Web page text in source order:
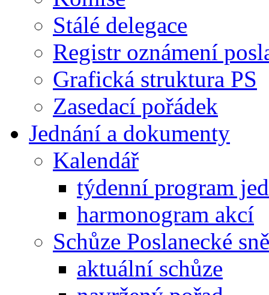
Stálé delegace
Registr oznámení
Grafická struktura PS
Zasedací pořádek
Jednání a dokumenty
Kalendář
týdenní program
harmonogram akcí
Schůze Poslanecké
aktuální schůze